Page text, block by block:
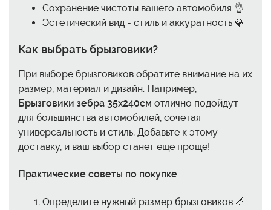
Сохранение чистоты вашего автомобиля 👌
Эстетический вид - стиль и аккуратность 💎
Как выбрать брызговики?
При выборе брызговиков обратите внимание на их
размер, материал и дизайн. Например,
Брызговики зебра 35x240см отлично подойдут
для большинства автомобилей, сочетая
универсальность и стиль. Добавьте к этому
доставку, и ваш выбор станет еще проще!
Практические советы по покупке
Определите нужный размер брызговиков 📏